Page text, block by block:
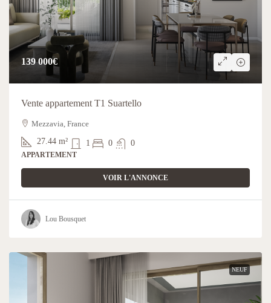
139 000€
Vente appartement T1 Suartello
Mezzavia, France
27.44 m² 1 0 0
APPARTEMENT
VOIR L'ANNONCE
Lou Bousquet
NEUF